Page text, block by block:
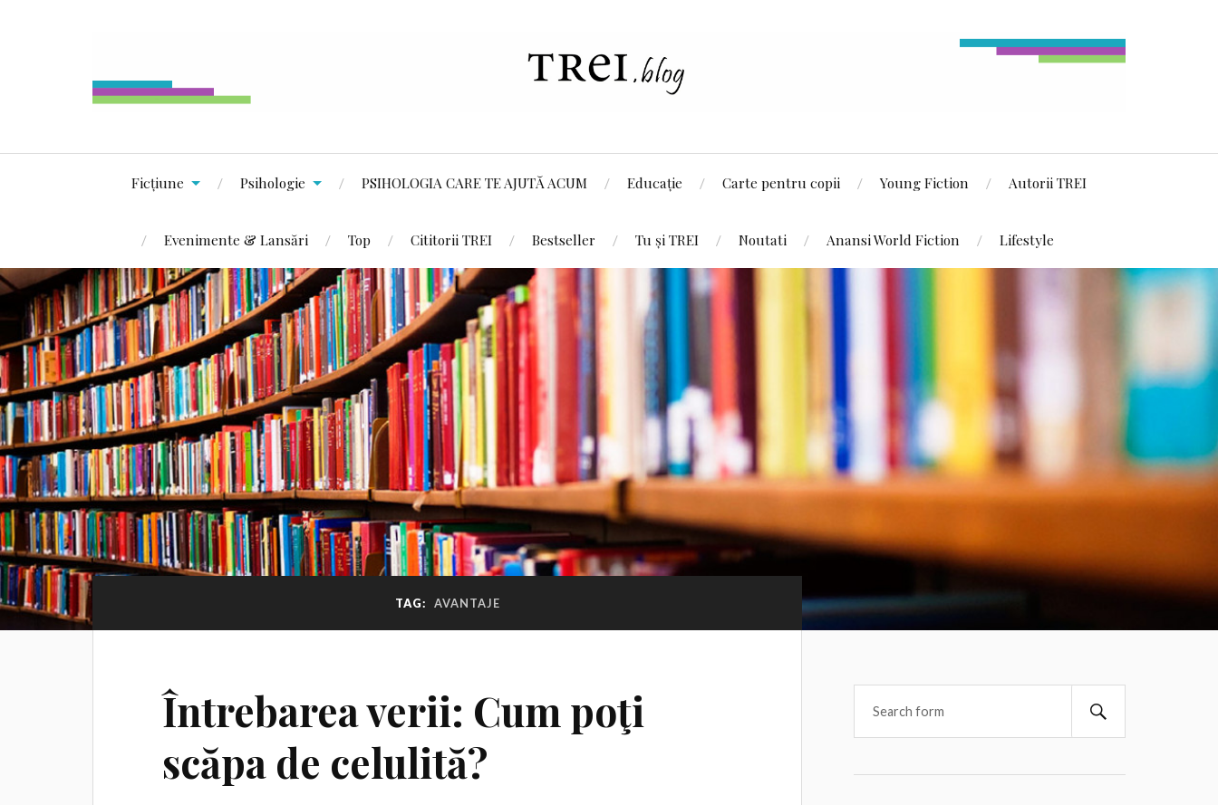
Ficțiune Psihologie PSIHOLOGIA CARE TE AJUTĂ ACUM Educație Carte pentru copii Young Fiction Autorii TREI
Evenimente & Lansări Top Cititorii TREI Bestseller Tu și TREI Noutati Anansi World Fiction Lifestyle
TAG: AVANTAJE
Întrebarea verii: Cum poţi
scăpa de celulită?